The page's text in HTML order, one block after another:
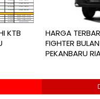
KTB
HARGA
FIGHTER
PEKANBARU